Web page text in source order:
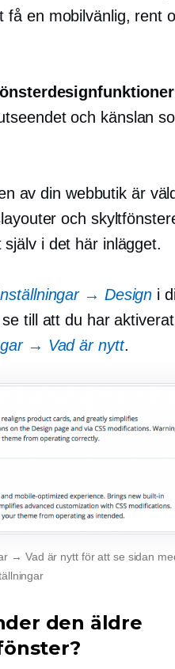
få en mobilvänlig, rent
och känslan
av din webbutik är
och
i det här inlägget.
→ Design i
till att du har
→ Vad är nytt.
→ Vad är nytt för att se sidan
den äldre